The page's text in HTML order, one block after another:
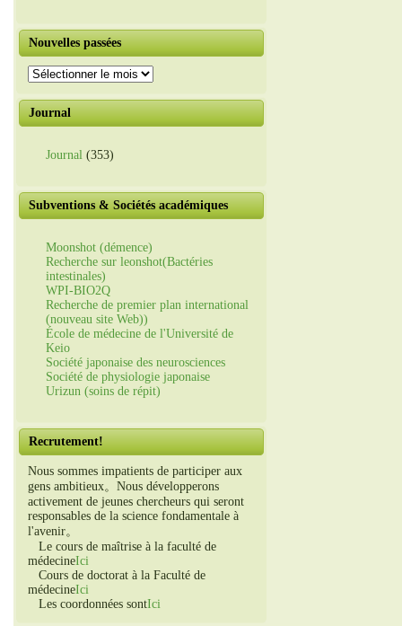
Nouvelles passées
Nouvelles
passées
Journal
Journal (353)
Subventions & Sociétés académiques
Moonshot (démence)
Recherche sur leonshot(Bactéries
intestinales)
WPI-BIO2Q
Recherche de premier plan international
(nouveau site Web))
École de médecine de l'Université de
Keio
Société japonaise des neurosciences
Société de physiologie japonaise
Urizun (soins de répit)
Recrutement!
Nous sommes impatients de participer aux
gens ambitieux。Nous développerons
activement de jeunes chercheurs qui seront
responsables de la science fondamentale à
l'avenir。
Le cours de maîtrise à la faculté de
médecineIci
Cours de doctorat à la Faculté de
médecineIci
Les coordonnées sontIci